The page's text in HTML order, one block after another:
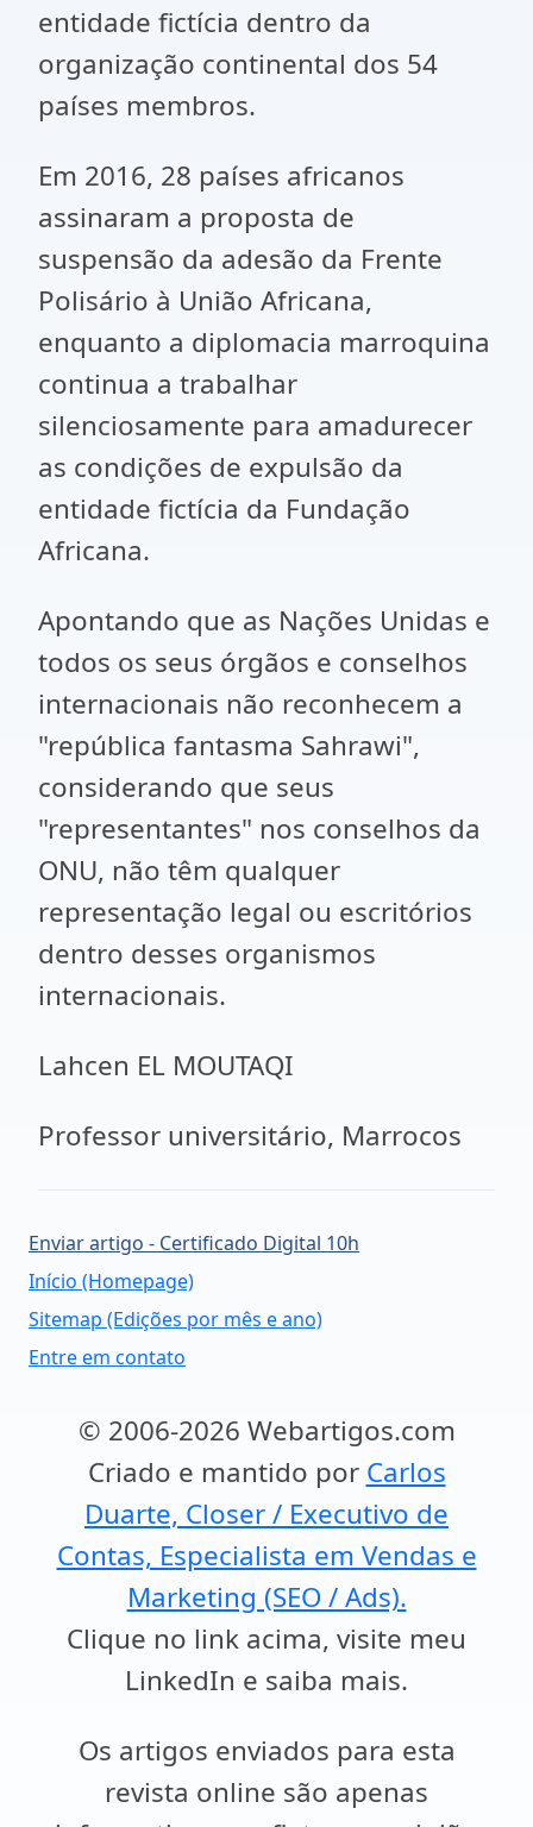
entidade fictícia dentro da
organização continental dos 54
países membros.
Em 2016, 28 países africanos
assinaram a proposta de
suspensão da adesão da Frente
Polisário à União Africana,
enquanto a diplomacia marroquina
continua a trabalhar
silenciosamente para amadurecer
as condições de expulsão da
entidade fictícia da Fundação
Africana.
Apontando que as Nações Unidas e
todos os seus órgãos e conselhos
internacionais não reconhecem a
"república fantasma Sahrawi",
considerando que seus
"representantes" nos conselhos da
ONU, não têm qualquer
representação legal ou escritórios
dentro desses organismos
internacionais.
Lahcen EL MOUTAQI
Professor universitário, Marrocos
Enviar artigo - Certificado Digital 10h
Início (Homepage)
Sitemap (Edições por mês e ano)
Entre em contato
© 2006-2026 Webartigos.com
Criado e mantido por Carlos
Duarte, Closer / Executivo de
Contas, Especialista em Vendas e
Marketing (SEO / Ads).
Clique no link acima, visite meu
LinkedIn e saiba mais.
Os artigos enviados para esta
revista online são apenas